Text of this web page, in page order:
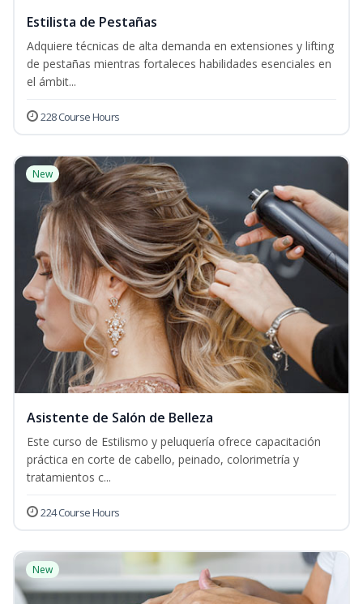
Estilista de Pestañas
Adquiere técnicas de alta demanda en extensiones y lifting
de pestañas mientras fortaleces habilidades esenciales en
el ámbit...
228 Course Hours
New
Asistente de Salón de Belleza
Este curso de Estilismo y peluquería ofrece capacitación
práctica en corte de cabello, peinado, colorimetría y
tratamientos c...
224 Course Hours
New